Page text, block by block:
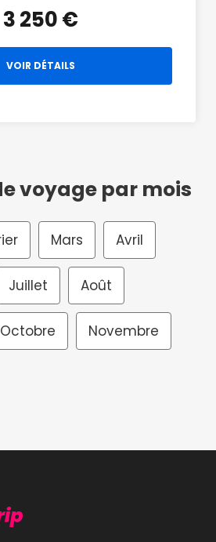
3 250 €
VOIR DÉTAILS
voyage par mois
Mars Avril
Juillet Août
Octobre Novembre